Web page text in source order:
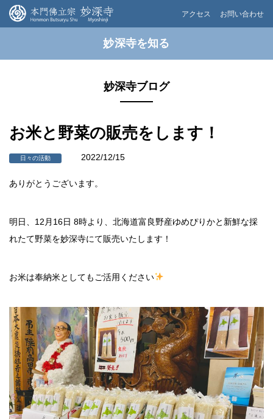
アクセス お問い合わせ
妙深寺を知る
妙深寺ブログ
お米と野菜の販売をします！
日々の活動 2022/12/15
ありがとうございます。
明日、12月16日 8時より、北海道富良野産ゆめぴりかと新鮮な採
れたて野菜を妙深寺にて販売いたします！
お米は奉納米としてもご活用ください